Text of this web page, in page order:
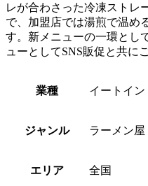
レが合わさった冷凍ストレ
で、加盟店では湯煎で温め
す。新メニューの一環とし
ューとしてSNS販促と共に
業種 イートイ
ジャンル ラーメン
エリア 全国